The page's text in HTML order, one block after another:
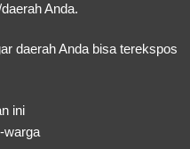
Anda.
daerah Anda bisa terekspos
ini
warga